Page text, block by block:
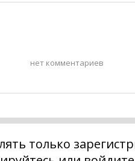
нет комментариев
только